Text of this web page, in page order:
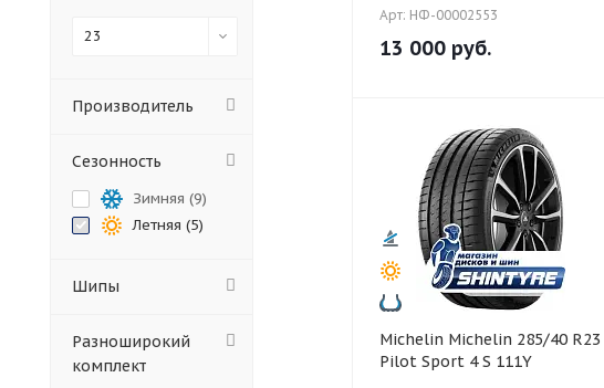
Арт: НФ-00002553
13 000 руб.
Michelin Michelin 285/40 R23
Pilot Sport 4 S 111Y
23
Производитель
Сезонность
Зимняя (9)
Летняя (5)
Шипы
Разноширокий
комплект